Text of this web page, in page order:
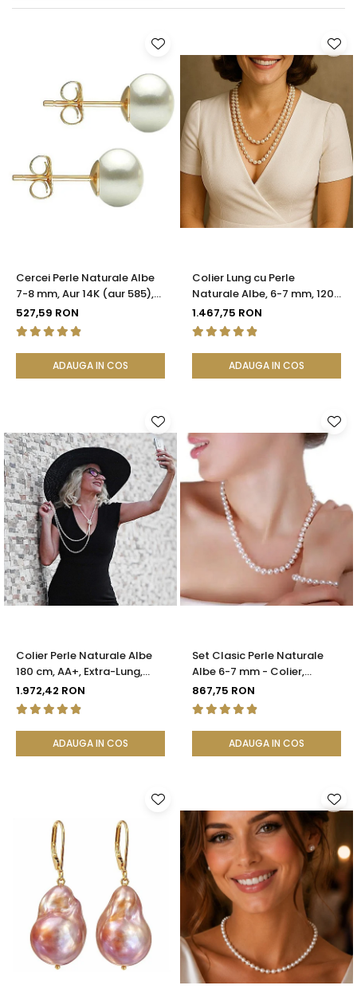
Seturi Perle cu Argint
Brose cu Perle
Cercei Perle Naturale Albe
7-8 mm, Aur 14K (aur 585),
Calitatea AAA | KASKADDA®
527,59 RON
ADAUGA IN COS
Colier Lung cu Perle
Naturale Albe, 6-7 mm, 120
cm, Închizătoare Argint 925
| KASKADDA®
1.467,75 RON
ADAUGA IN COS
Colier Perle Naturale Albe
180 cm, AA+, Extra-Lung,
Argint 925 | KASKADDA®
1.972,42 RON
ADAUGA IN COS
Set Clasic Perle Naturale
Albe 6-7 mm - Colier,
Brățară și Cercei, Argint 925
| KASKADDA®
867,75 RON
ADAUGA IN COS